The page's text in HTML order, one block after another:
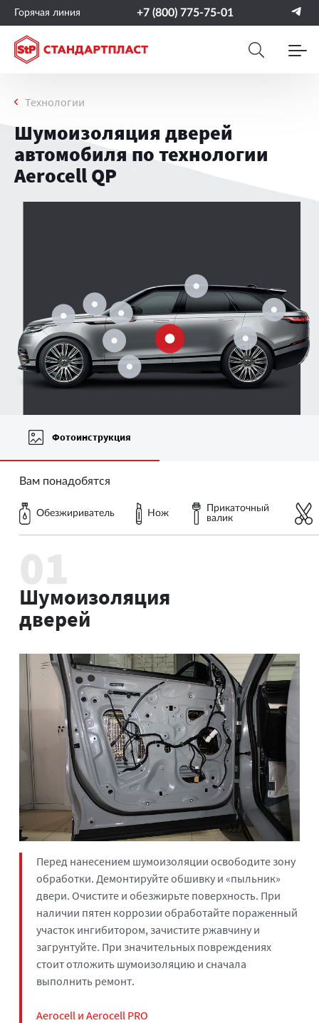
Горячая линия +7 (800) 775-75-01
Технологии
Шумоизоляция дверей
автомобиля по технологии
Aerocell QP
Фотоинструкция
Вам понадобятся
Обезжириватель Нож
Прикаточный
валик
Шумоизоляция
дверей
Перед нанесением шумоизоляции освободите зону
обработки. Демонтируйте обшивку и «пыльник»
двери. Очистите и обезжирьте поверхность. При
наличии пятен коррозии обработайте пораженный
участок ингибитором, зачистите ржавчину и
загрунтуйте. При значительных повреждениях
стоит отложить шумоизоляцию и сначала
выполнить ремонт.
Aerocell и Aerocell PRO